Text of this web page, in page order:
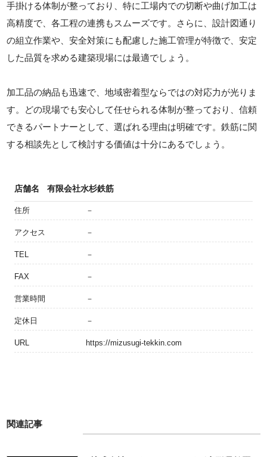
手掛ける体制が整っており、特に工場内での切断や曲げ加工は
高精度で、各工程の連携もスムーズです。さらに、設計図通り
の組立作業や、安全対策にも配慮した施工管理が特徴で、安定
した品質を求める建築現場には最適でしょう。
加工品の納品も迅速で、地域密着型ならではの対応力が光りま
す。どの現場でも安心して任せられる体制が整っており、信頼
できるパートナーとして、選ばれる理由は明確です。鉄筋に関
する相談先として検討する価値は十分にあるでしょう。
店舗名 有限会社水杉鉄筋
住所 －
アクセス －
TEL －
FAX －
営業時間 －
定休日 －
URL https://mizusugi-tekkin.com
関連記事